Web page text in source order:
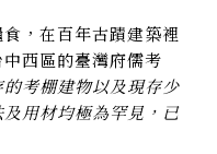
，在百年古蹟建築裡
西區的臺灣府儒考
考棚建物以及現存少
用材均極為罕見，已